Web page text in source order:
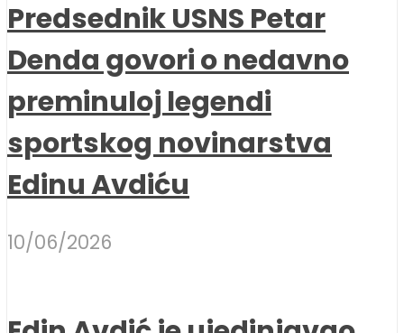
Predsednik USNS Petar
Denda govori o nedavno
preminuloj legendi
sportskog novinarstva
Edinu Avdiću
10/06/2026